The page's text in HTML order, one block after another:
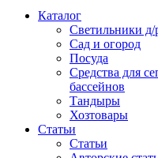
Каталог
Светильники д/
Сад и огород
Посуда
Средства для
бассейнов
Тандыры
Хозтовары
Статьи
Статьи